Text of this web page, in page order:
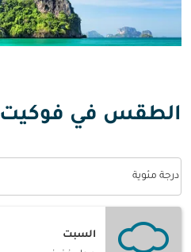
الطقس في فوكيت
درجة مئوية
السبت